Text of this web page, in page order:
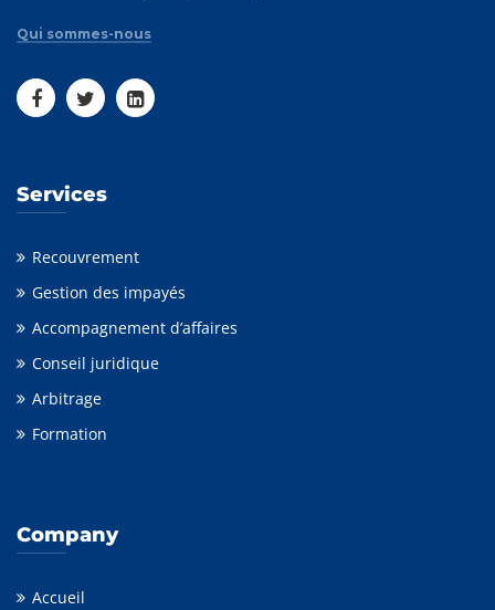
Qui sommes-nous
Services
Recouvrement
Gestion des impayés
Accompagnement d’affaires
Conseil juridique
Arbitrage
Formation
Company
Accueil